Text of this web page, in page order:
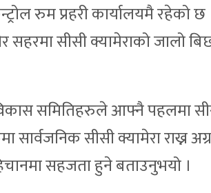
रुम प्रहरी कार्यालयमै रहेको छ ।
सीसी क्यामेराको जालो
समितिहरुले आफ्नै पहलमा
सीसी क्यामेरा राख्न
सहजता हुने बताउनुभयो ।